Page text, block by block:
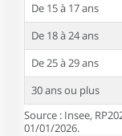
De 15 à 17 ans
De 18 à 24 ans
De 25 à 29 ans
30 ans ou plus
Source : Insee,
01/01/2026.